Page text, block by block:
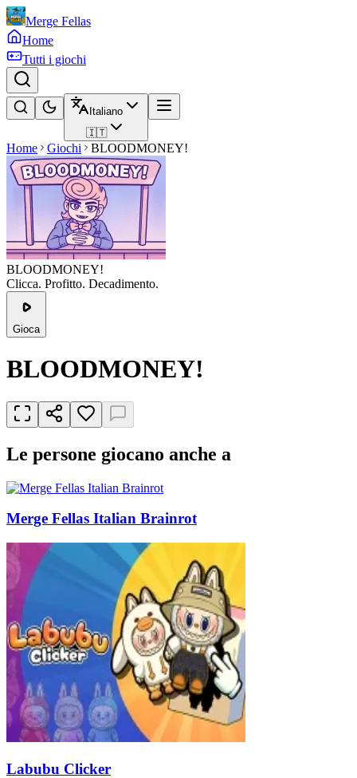
Merge Fellas
Home
Tutti i giochi
Italiano
🇮🇹
Home Giochi BLOODMONEY!
BLOODMONEY!
Clicca. Profitto. Decadimento.
Gioca
BLOODMONEY!
Le persone giocano anche a
Merge Fellas Italian Brainrot
Labubu Clicker